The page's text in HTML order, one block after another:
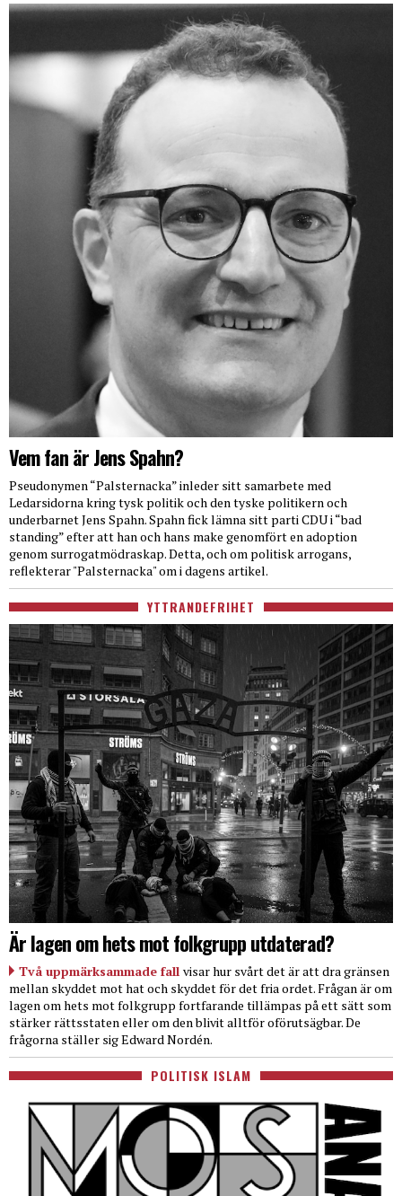
Vem fan är Jens Spahn?
Pseudonymen “Palsternacka” inleder sitt samarbete med
Ledarsidorna kring tysk politik och den tyske politikern och
underbarnet Jens Spahn. Spahn fick lämna sitt parti CDU i “bad
standing” efter att han och hans make genomfört en adoption
genom surrogatmödraskap. Detta, och om politisk arrogans,
reflekterar "Palsternacka" om i dagens artikel.
YTTRANDEFRIHET
Är lagen om hets mot folkgrupp utdaterad?
Två uppmärksammade fall visar hur svårt det är att dra gränsen
mellan skyddet mot hat och skyddet för det fria ordet. Frågan är om
lagen om hets mot folkgrupp fortfarande tillämpas på ett sätt som
stärker rättsstaten eller om den blivit alltför oförutsägbar. De
frågorna ställer sig Edward Nordén.
POLITISK ISLAM